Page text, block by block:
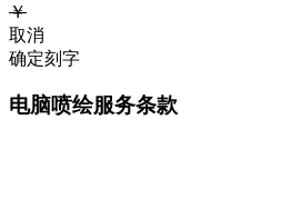
￥
取消
确定刻字
电脑喷绘服务条款